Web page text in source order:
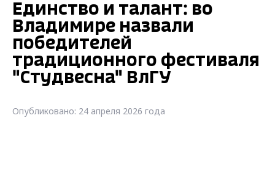
Единство и талант: во
Владимире назвали
победителей
традиционного фестиваля
"Студвесна" ВлГУ
Опубликовано: 24 апреля 2026 года